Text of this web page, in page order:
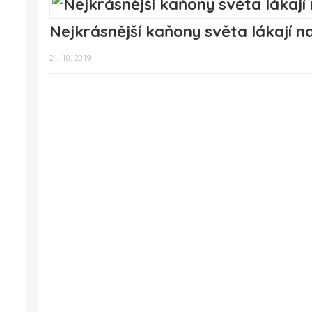
Nejkrásnější kaňony světa lákají
21. 10. 2019